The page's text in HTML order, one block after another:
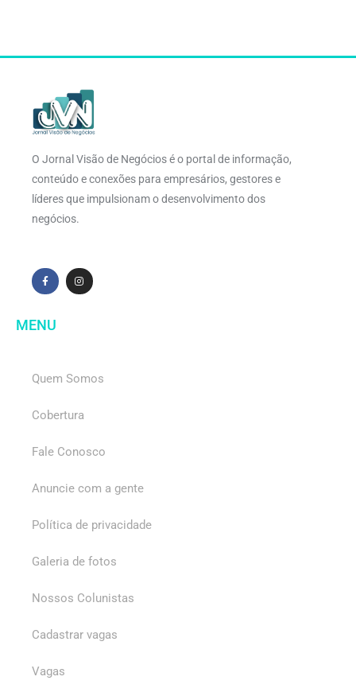
O Jornal Visão de Negócios é o portal de informação,
conteúdo e conexões para empresários, gestores e
líderes que impulsionam o desenvolvimento dos
negócios.
MENU
Quem Somos
Cobertura
Fale Conosco
Anuncie com a gente
Política de privacidade
Galeria de fotos
Nossos Colunistas
Cadastrar vagas
Vagas